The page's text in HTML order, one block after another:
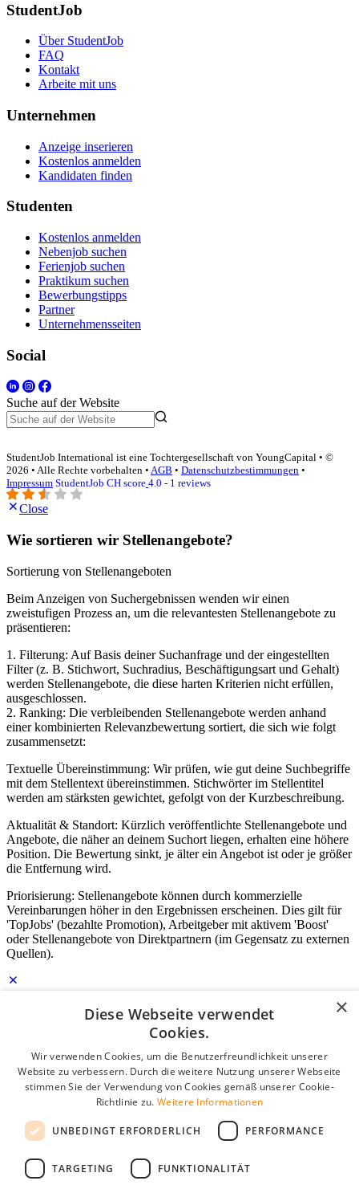
StudentJob
Über StudentJob
FAQ
Kontakt
Arbeite mit uns
Unternehmen
Anzeige inserieren
Kostenlos anmelden
Kandidaten finden
Studenten
Kostenlos anmelden
Nebenjob suchen
Ferienjob suchen
Praktikum suchen
Bewerbungstipps
Partner
Unternehmensseiten
Social
Suche auf der Website
StudentJob International ist eine Tochtergesellschaft von YoungCapital • ©
2026 • Alle Rechte vorbehalten • AGB • Datenschutzbestimmungen •
Impressum StudentJob CH score 4.0 - 1 reviews
Close
Wie sortieren wir Stellenangebote?
Sortierung von Stellenangeboten
Beim Anzeigen von Suchergebnissen wenden wir einen
zweistufigen Prozess an, um die relevantesten Stellenangebote zu
präsentieren:
1. Filterung: Auf Basis deiner Suchanfrage und der eingestellten
Filter (z. B. Stichwort, Suchradius, Beschäftigungsart und Gehalt)
werden Stellenangebote, die diese harten Kriterien nicht erfüllen,
ausgeschlossen.
2. Ranking: Die verbleibenden Stellenangebote werden anhand
einer kombinierten Relevanzbewertung sortiert, die sich wie folgt
zusammensetzt:
Textuelle Übereinstimmung: Wir prüfen, wie gut deine Suchbegriffe
mit dem Stellentext übereinstimmen. Stichwörter im Stellentitel
werden am stärksten gewichtet, gefolgt von der Kurzbeschreibung.
Aktualität & Standort: Kürzlich veröffentlichte Stellenangebote und
Angebote, die näher an deinem Suchort liegen, erhalten eine höhere
Position. Die Bewertung sinkt, je älter ein Angebot ist oder je größer
die Entfernung wird.
Priorisierung: Stellenangebote können durch kommerzielle
Vereinbarungen höher in den Ergebnissen erscheinen. Dies gilt für
'TopJobs' (bezahlte Promotion), Arbeitgeber mit aktivem 'Boost'
oder Stellenangebote von Direktpartnern (im Gegensatz zu externen
Quellen).
Login für Unternehmen
Passwort
Angemeldet bleiben
Passwort vergessen?
Kostenloses Unternehmensprofil
×
Diese Webseite verwendet
Cookies.
Wir verwenden Cookies, um die Benutzerfreundlichkeit unserer
Website zu verbessern. Durch die weitere Nutzung unserer Webseite
stimmen Sie der Verwendung von Cookies gemäß unserer Cookie-
Richtlinie zu. Weitere Informationen
UNBEDINGT ERFORDERLICH PERFORMANCE
TARGETING FUNKTIONALITÄT